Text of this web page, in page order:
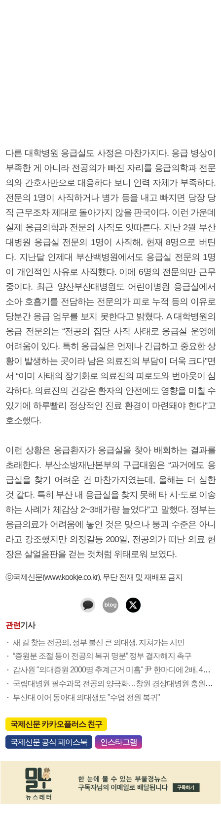
다른 대학병원 응급실도 사정은 마찬가지다. 응급 병상이
부족한 게 아니라 전공의가 빠진 자리를 응급의학과 전문
의와 간호사만으로 대응하다 보니 인력 자체가 부족하다.
전문의 1명이 사직하거나 병가 등을 내고 빠지면 당장 당
직 근무조차 제대로 돌아가지 않을 판국이다. 이런 가운데
실제 응급의학과 전문의 사직도 잇따른다. 지난 2월 부산
대병원 응급실 전문의 1명이 사직해, 현재 8명으로 버틴
다. 지난달 인제대 부산백병원에서도 응급실 전문의 1명
이 개인적인 사유로 사직했다. 이에 6명의 전문의만 근무
중이다. 최근 양산부산대병원도 어린이병원 응급실에서
소아 호흡기를 전담하는 전문의가 피로 누적 등의 이유로
당분간 응급 업무를 보지 못한다고 밝혔다. A 대학병원의
응급 전문의는 “전공의 집단 사직 사태로 응급실 운영에
어려움이 있다. 특히 응급실은 언제나 긴급하고 중요한 상
황이 발생하는 곳이라 남은 의료진의 부담이 더욱 크다”면
서 “이미 사태의 장기화로 의료진의 피로도와 번아웃이 심
각하다. 의료진의 건강은 환자의 안전에도 영향을 미칠 수
있기에 하루빨리 정상적인 진료 환경이 마련돼야 한다”고
호소했다.
이런 상황은 응급환자가 응급실을 찾아 배회하는 결과를
초래한다. 부산소방재난본부의 구급대원은 “과거에도 응
급실을 찾기 어려운 건 마찬가지였는데, 올해는 더 심한
것 같다. 특히 부산 내 응급실을 찾지 못해 타 시·도로 이송
하는 사례가 체감상 2~3배가량 늘었다”고 말했다. 정부는
응급의료가 어려움에 놓인 것은 맞으나 붕괴 수준은 아니
라고 강조했지만 의정갈등 200일, 전공의가 떠난 의료 현
장은 살얼음판을 걷는 것처럼 위태로워 보였다.
ⓒ국제신문(www.kookje.co.kr), 무단 전재 및 재배포 금지
관련기사
새 길 찾는 전공의, 정부 불신 큰 의대생, 지쳐가는 시민
“증원분 조절 등이 전공의 복귀 명분” 정부 결자해지 촉구
감사원 "의대증원 2000명 추계근거 미흡" 尹 한마디에 2배, 4배로
국립대병원 필수과목 전공의 양극화…창원 경상대병원 충원율 23%
부산대 이어 동아대 의대생도 "수업 전원 복귀"
국제신문 카카오플러스 친구
국제신문 공식 페이스북 인스타그램